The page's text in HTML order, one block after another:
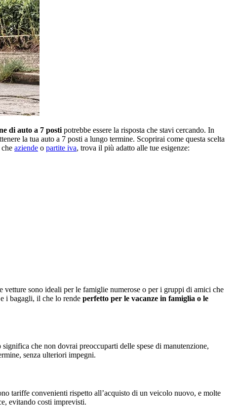
di auto a 7 posti potrebbe essere la risposta che stavi cercando. In
la tua auto a 7 posti a lungo termine. Scoprirai come questa scelta
che aziende o partite iva, trova il più adatto alle tue esigenze:
vetture sono ideali per le famiglie numerose o per i gruppi di amici che
i bagagli, il che lo rende perfetto per le vacanze in famiglia o le
che non dovrai preoccuparti delle spese di manutenzione,
senza ulteriori impegni.
tariffe convenienti rispetto all’acquisto di un veicolo nuovo, e molte
evitando costi imprevisti.